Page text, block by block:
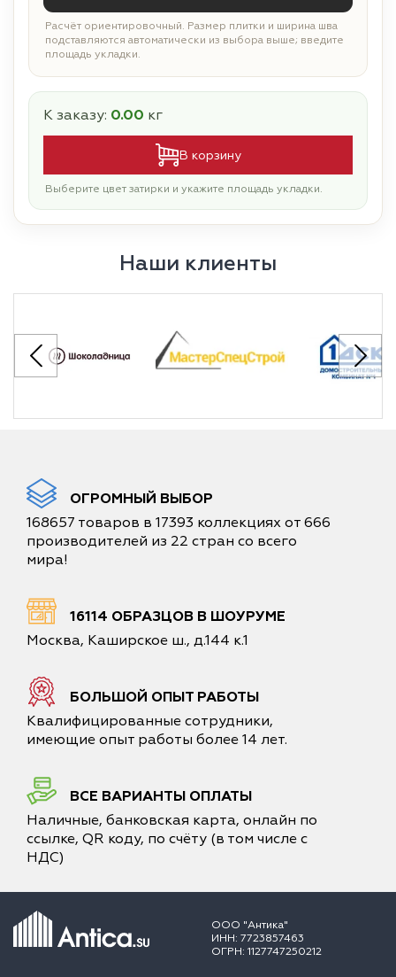
Расчёт ориентировочный. Размер плитки и ширина шва
подставляются автоматически из выбора выше; введите
площадь укладки.
К заказу: 0.00 кг
В корзину
Выберите цвет затирки и укажите площадь укладки.
Наши клиенты
ОГРОМНЫЙ ВЫБОР
168657 товаров в 17393 коллекциях от 666
производителей из 22 стран со всего
мира!
16114 ОБРАЗЦОВ В ШОУРУМЕ
Москва, Каширское ш., д.144 к.1
БОЛЬШОЙ ОПЫТ РАБОТЫ
Квалифицированные сотрудники,
имеющие опыт работы более 14 лет.
ВСЕ ВАРИАНТЫ ОПЛАТЫ
Наличные, банковская карта, онлайн по
ссылке, QR коду, по счёту (в том числе с
НДС)
ООО "Антика"
ИНН: 7723857463
ОГРН: 1127747250212